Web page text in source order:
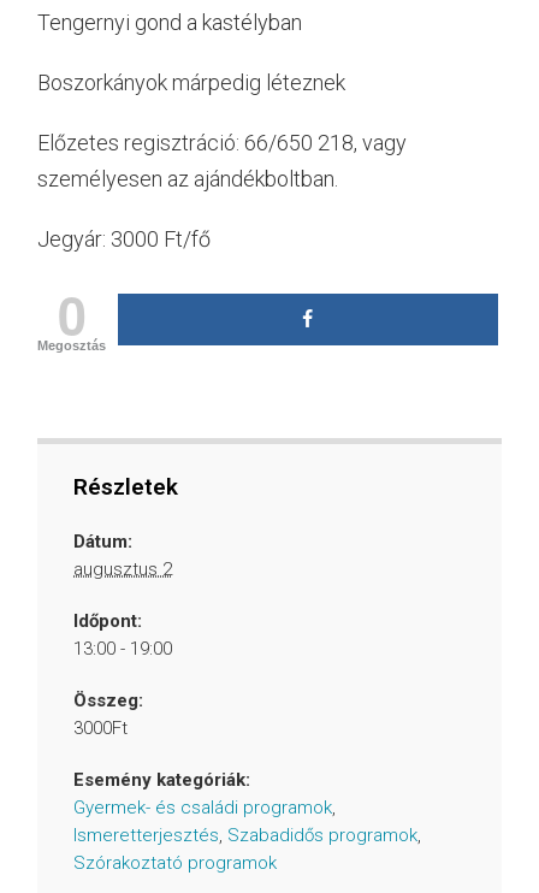
Tengernyi gond a kastélyban
Boszorkányok márpedig léteznek
Előzetes regisztráció: 66/650 218, vagy
személyesen az ajándékboltban.
Jegyár: 3000 Ft/fő
0
Megosztás
Részletek
Dátum:
augusztus 2
Időpont:
13:00 - 19:00
Összeg:
3000Ft
Esemény kategóriák:
Gyermek- és családi programok,
Ismeretterjesztés, Szabadidős programok,
Szórakoztató programok